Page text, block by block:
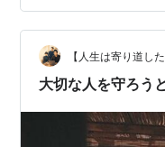
今3年目ですが今の
ですけど1枚目よりは
過去はここまでにし
きたいと思います！
【人生は寄り道し
大切な人を守ろう